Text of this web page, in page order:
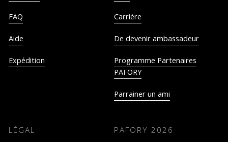
FAQ
Aide
Expédition
Carrière
De devenir ambassadeur
Programme Partenaires
PAFORY
Parrainer un ami
LÉGAL PAFORY 2026